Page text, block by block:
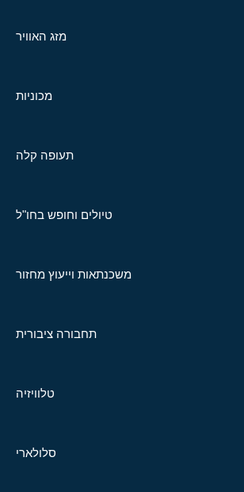
מזג האוויר
מכוניות
תעופה קלה
טיולים וחופש בחו"ל
משכנתאות וייעוץ מחזור
תחבורה ציבורית
טלוויזיה
סלולארי